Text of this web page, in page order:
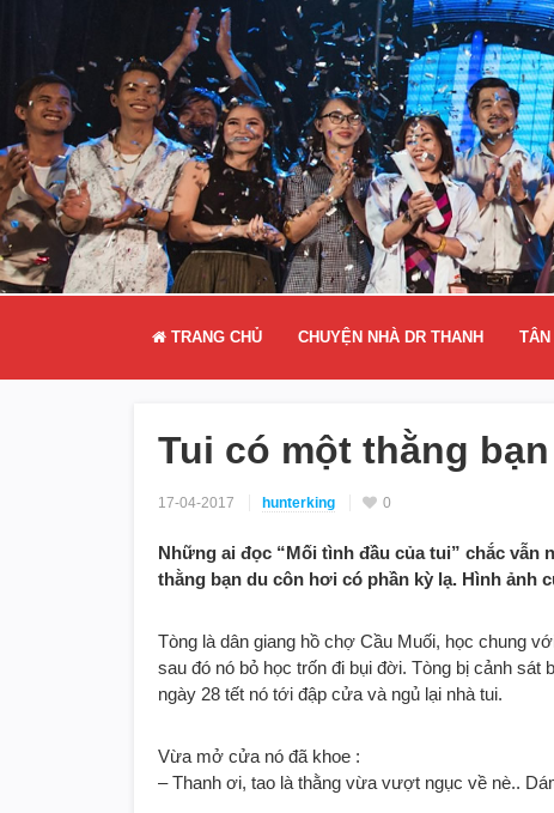
TRANG CHỦ CHUYỆN NHÀ DR THANH
Tui có một thằng bạn
17-04-2017 hunterking 0
Những ai đọc “Mối tình đầu của tui” chắc
thằng bạn du côn hơi có phần kỳ lạ. Hình ảnh
Tòng là dân giang hồ chợ Cầu Muối, học chung
sau đó nó bỏ học trốn đi bụi đời. Tòng bị cảnh
ngày 28 tết nó tới đập cửa và ngủ lại nhà tui.
Vừa mở cửa nó đã khoe :
– Thanh ơi, tao là thằng vừa vượt ngục về nè..